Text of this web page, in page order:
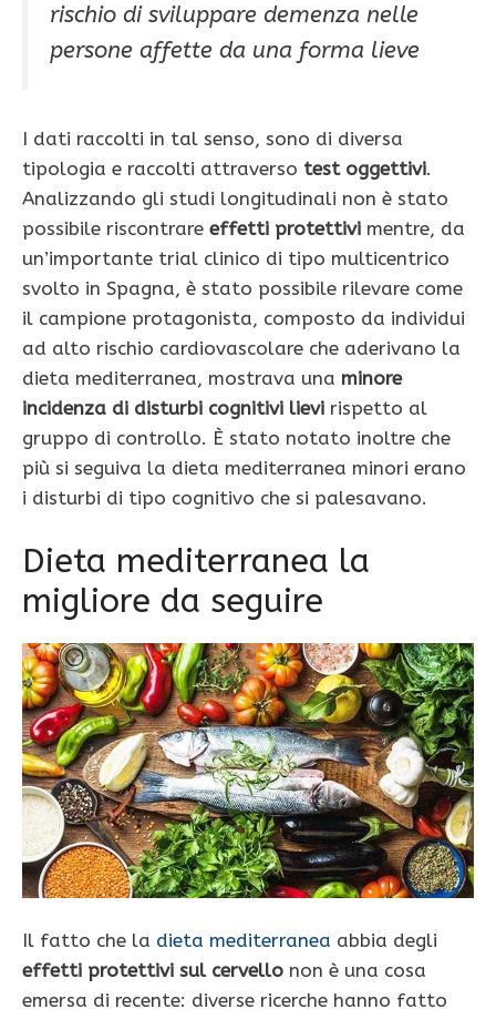
rischio di sviluppare demenza nelle
persone affette da una forma lieve
I dati raccolti in tal senso, sono di diversa
tipologia e raccolti attraverso test oggettivi.
Analizzando gli studi longitudinali non è stato
possibile riscontrare effetti protettivi mentre, da
un’importante trial clinico di tipo multicentrico
svolto in Spagna, è stato possibile rilevare come
il campione protagonista, composto da individui
ad alto rischio cardiovascolare che aderivano la
dieta mediterranea, mostrava una minore
incidenza di disturbi cognitivi lievi rispetto al
gruppo di controllo. È stato notato inoltre che
più si seguiva la dieta mediterranea minori erano
i disturbi di tipo cognitivo che si palesavano.
Dieta mediterranea la
migliore da seguire
Il fatto che la dieta mediterranea abbia degli
effetti protettivi sul cervello non è una cosa
emersa di recente: diverse ricerche hanno fatto